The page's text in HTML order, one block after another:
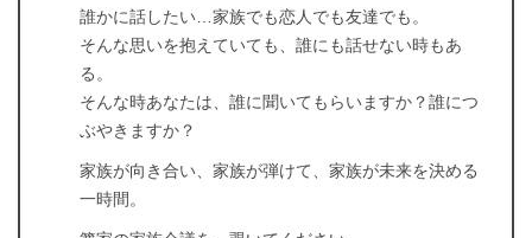
誰かに話したい…家族でも恋人でも友達でも。
そんな思いを抱えていても、誰にも話せない時もあ
る。
そんな時あなたは、誰に聞いてもらいますか？誰につ
ぶやきますか？
家族が向き合い、家族が弾けて、家族が未来を決める
一時間。